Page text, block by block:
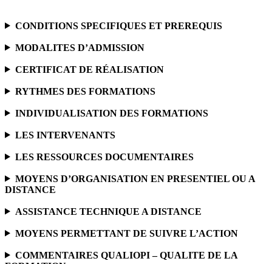
CONDITIONS SPECIFIQUES ET PREREQUIS
MODALITES D’ADMISSION
CERTIFICAT DE RÉALISATION
RYTHMES DES FORMATIONS
INDIVIDUALISATION DES FORMATIONS
LES INTERVENANTS
LES RESSOURCES DOCUMENTAIRES
MOYENS D’ORGANISATION EN PRESENTIEL OU A
DISTANCE
ASSISTANCE TECHNIQUE A DISTANCE
MOYENS PERMETTANT DE SUIVRE L’ACTION
COMMENTAIRES QUALIOPI – QUALITE DE LA